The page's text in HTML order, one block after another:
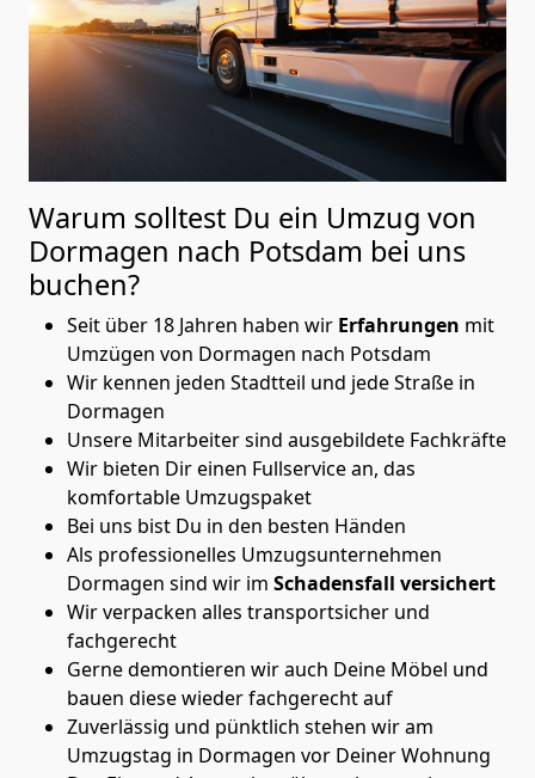
Warum solltest Du ein Umzug von
Dormagen nach Potsdam bei uns
buchen?
Seit über 18 Jahren haben wir Erfahrungen mit
Umzügen von Dormagen nach Potsdam
Wir kennen jeden Stadtteil und jede Straße in
Dormagen
Unsere Mitarbeiter sind ausgebildete Fachkräfte
Wir bieten Dir einen Fullservice an, das
komfortable Umzugspaket
Bei uns bist Du in den besten Händen
Als professionelles Umzugsunternehmen
Dormagen sind wir im Schadensfall versichert
Wir verpacken alles transportsicher und
fachgerecht
Gerne demontieren wir auch Deine Möbel und
bauen diese wieder fachgerecht auf
Zuverlässig und pünktlich stehen wir am
Umzugstag in Dormagen vor Deiner Wohnung